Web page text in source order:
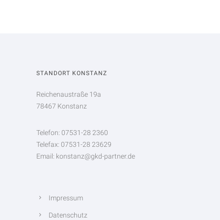
STANDORT KONSTANZ
Reichenaustraße 19a
78467 Konstanz
Telefon: 07531-28 2360
Telefax: 07531-28 23629
Email: konstanz@gkd-partner.de
Impressum
Datenschutz